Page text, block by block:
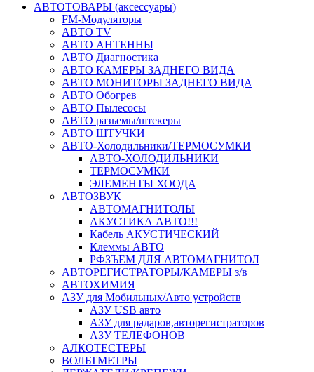
АВТОТОВАРЫ (аксессуары)
FM-Модуляторы
АВТО TV
АВТО АНТЕННЫ
АВТО Диагностика
АВТО КАМЕРЫ ЗАДНЕГО ВИДА
АВТО МОНИТОРЫ ЗАДНЕГО ВИДА
АВТО Обогрев
АВТО Пылесосы
АВТО разъемы/штекеры
АВТО ШТУЧКИ
АВТО-Холодильники/ТЕРМОСУМКИ
АВТО-ХОЛОДИЛЬНИКИ
ТЕРМОСУМКИ
ЭЛЕМЕНТЫ ХООДА
АВТОЗВУК
АВТОМАГНИТОЛЫ
АКУСТИКА АВТО!!!
Кабель АКУСТИЧЕСКИЙ
Клеммы АВТО
РФЗЪЕМ ДЛЯ АВТОМАГНИТОЛ
АВТОРЕГИСТРАТОРЫ/КАМЕРЫ з/в
АВТОХИМИЯ
АЗУ для Мобильных/Авто устройств
АЗУ USB авто
АЗУ для радаров,авторегистраторов
АЗУ ТЕЛЕФОНОВ
АЛКОТЕСТЕРЫ
ВОЛЬТМЕТРЫ